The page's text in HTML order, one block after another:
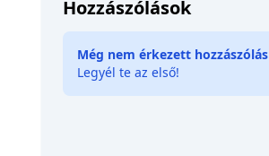
Hozzászólások
Még nem érkezett hozzászólás
Legyél te az első!